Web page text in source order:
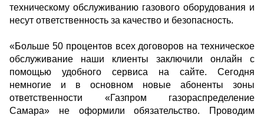
техническому обслуживанию газового оборудования и
несут ответственность за качество и безопасность.
«Больше 50 процентов всех договоров на техническое
обслуживание наши клиенты заключили онлайн с
помощью удобного сервиса на сайте. Сегодня
немногие и в основном новые абоненты зоны
ответственности «Газпром газораспределение
Самара» не оформили обязательство. Проводим